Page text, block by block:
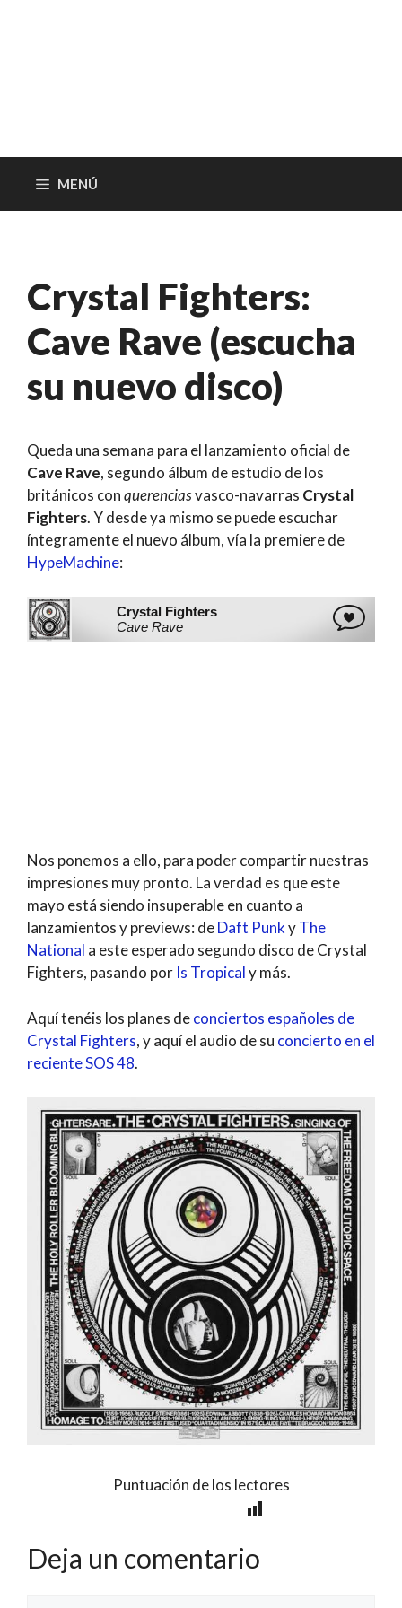
MENÚ
Crystal Fighters:
Cave Rave (escucha
su nuevo disco)
Queda una semana para el lanzamiento oficial de
Cave Rave, segundo álbum de estudio de los
británicos conquerenciasvasco-navarras Crystal
Fighters. Y desde ya mismo se puede escuchar
íntegramente el nuevo álbum, vía la premiere de
HypeMachine:
Nos ponemos a ello, para poder compartir nuestras
impresiones muy pronto. La verdad es que este
mayo está siendo insuperable en cuanto a
lanzamientos y previews: deDaft PunkyThe
National a este esperado segundo disco de Crystal
Fighters, pasando por Is Tropicaly más.
Aquí tenéis los planes deconciertos españoles de
Crystal Fighters, y aquí el audio de su concierto en el
reciente SOS 48.
Puntuación de los lectores
Deja un comentario